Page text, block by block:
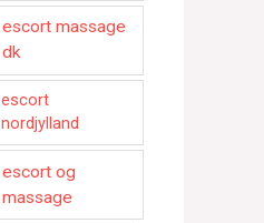
escort massage
dk
escort
nordjylland
escort og
massage